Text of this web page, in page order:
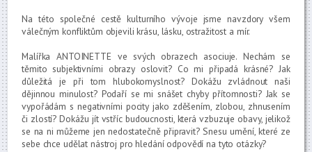
Na této společné cestě kulturního vývoje jsme navzdory všem
válečným konfliktům objevili krásu, lásku, ostražitost a mír.
Malířka ANTOINETTE ve svých obrazech asociuje. Nechám se
těmito subjektivními obrazy oslovit? Co mi připadá krásné? Jak
důležitá je při tom hlubokomyslnost? Dokážu zvládnout naši
dějinnou minulost? Podaří se mi snášet chyby přítomnosti? Jak se
vypořádám s negativními pocity jako zděšením, zlobou, zhnusením
či zlostí? Dokážu jít vstříc budoucnosti, která vzbuzuje obavy, jelikož
se na ni můžeme jen nedostatečně připravit? Snesu umění, které ze
sebe chce udělat nástroj pro hledání odpovědí na tyto otázky?